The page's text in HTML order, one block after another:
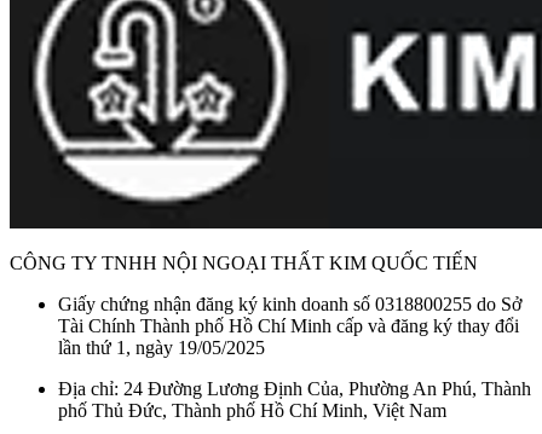
CÔNG TY TNHH NỘI NGOẠI THẤT KIM QUỐC TIẾN
Giấy chứng nhận đăng ký kinh doanh số 0318800255 do Sở
Tài Chính Thành phố Hồ Chí Minh cấp và đăng ký thay đổi
lần thứ 1, ngày 19/05/2025
Địa chỉ: 24 Đường Lương Định Của, Phường An Phú, Thành
phố Thủ Đức, Thành phố Hồ Chí Minh, Việt Nam